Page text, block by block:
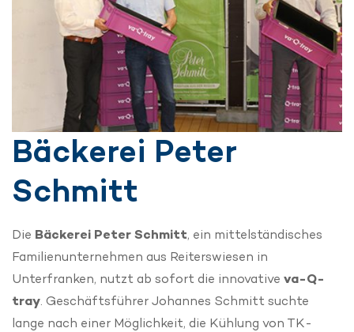
Bäckerei Peter
Schmitt
Die Bäckerei Peter Schmitt, ein mittelständisches
Familienunternehmen aus Reiterswiesen in
Unterfranken, nutzt ab sofort die innovative va-Q-
tray. Geschäftsführer Johannes Schmitt suchte
lange nach einer Möglichkeit, die Kühlung von TK-